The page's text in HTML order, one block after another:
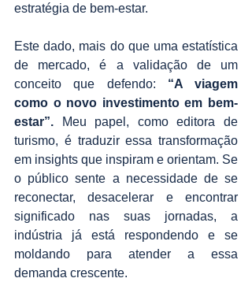
estratégia de bem-estar.
Este dado, mais do que uma estatística
de mercado, é a validação de um
conceito que defendo: “A viagem
como o novo investimento em bem-
estar”. Meu papel, como editora de
turismo, é traduzir essa transformação
em insights que inspiram e orientam. Se
o público sente a necessidade de se
reconectar, desacelerar e encontrar
significado nas suas jornadas, a
indústria já está respondendo e se
moldando para atender a essa
demanda crescente.